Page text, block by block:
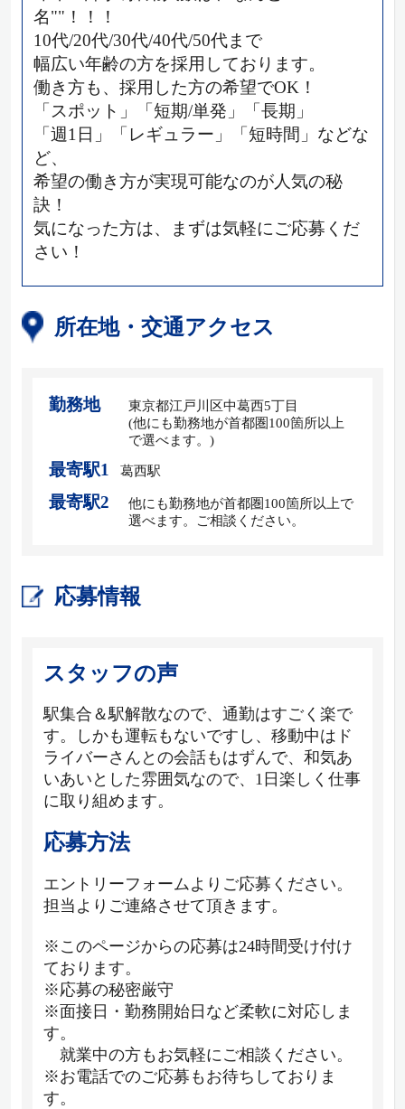
名""！！！
10代/20代/30代/40代/50代まで
幅広い年齢の方を採用しております。
働き方も、採用した方の希望でOK！
「スポット」「短期/単発」「長期」
「週1日」「レギュラー」「短時間」などな
ど、
希望の働き方が実現可能なのが人気の秘
訣！
気になった方は、まずは気軽にご応募くだ
さい！
所在地・交通アクセス
勤務地
東京都江戸川区中葛西5丁目
(他にも勤務地が首都圏100箇所以上
で選べます。)
最寄駅1 葛西駅
最寄駅2
他にも勤務地が首都圏100箇所以上で
選べます。ご相談ください。
応募情報
スタッフの声
駅集合＆駅解散なので、通勤はすごく楽で
す。しかも運転もないですし、移動中はド
ライバーさんとの会話もはずんで、和気あ
いあいとした雰囲気なので、1日楽しく仕事
に取り組めます。
応募方法
エントリーフォームよりご応募ください。
担当よりご連絡させて頂きます。
※このページからの応募は24時間受け付け
ております。
※応募の秘密厳守
※面接日・勤務開始日など柔軟に対応しま
す。
就業中の方もお気軽にご相談ください。
※お電話でのご応募もお待ちしておりま
す。